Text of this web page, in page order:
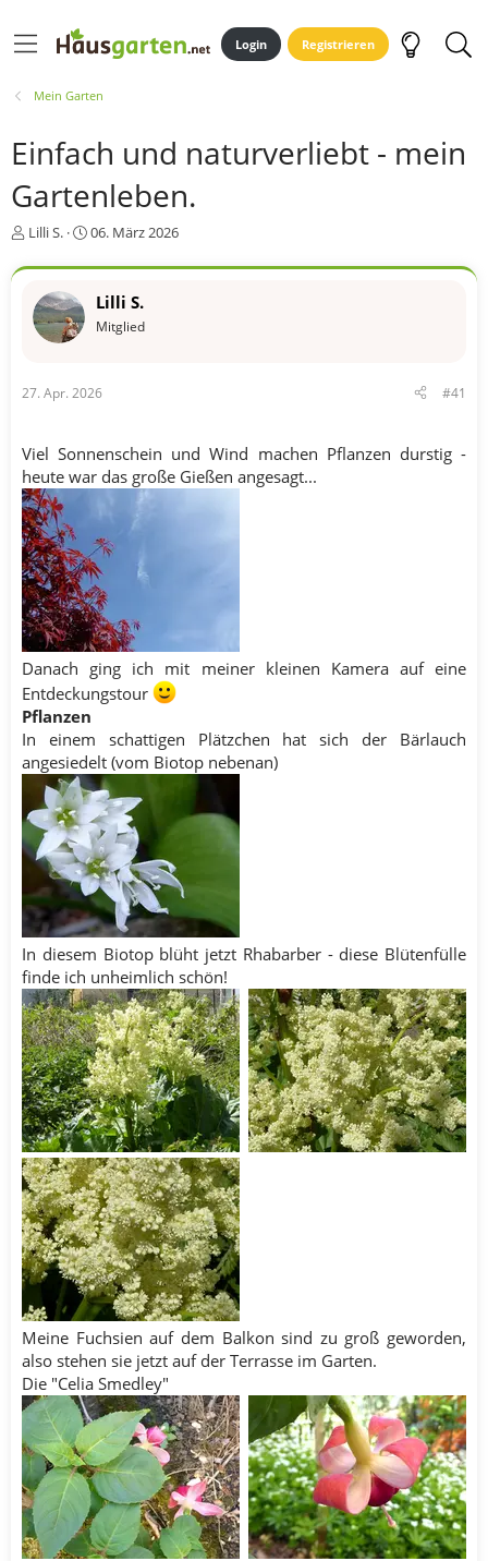
Login Registrieren
Mein Garten
Einfach und naturverliebt - mein
Gartenleben.
E
s
e
r
Lilli S.
E
s
a
06. März 2026
Lilli S.
Mitglied
27. Apr. 2026 #41
Viel Sonnenschein und Wind machen Pflanzen durstig -
heute war das große Gießen angesagt...
Danach ging ich mit meiner kleinen Kamera auf eine
Entdeckungstour
Pflanzen
In einem schattigen Plätzchen hat sich der Bärlauch
angesiedelt (vom Biotop nebenan)
In diesem Biotop blüht jetzt Rhabarber - diese Blütenfülle
finde ich unheimlich schön!
Meine Fuchsien auf dem Balkon sind zu groß geworden,
also stehen sie jetzt auf der Terrasse im Garten.
Die "Celia Smedley"